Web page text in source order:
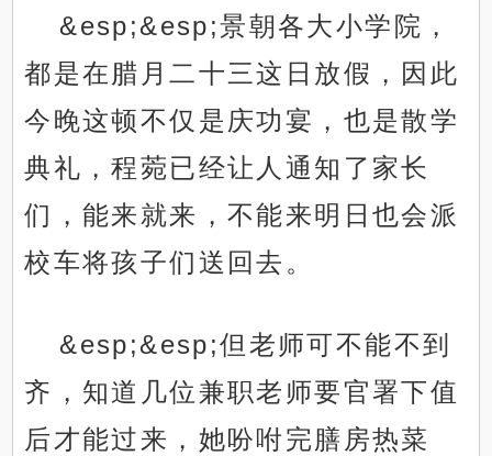
&esp;&esp;景朝各大小学院，
都是在腊月二十三这日放假，因此
今晚这顿不仅是庆功宴，也是散学
典礼，程菀已经让人通知了家长
们，能来就来，不能来明日也会派
校车将孩子们送回去。
&esp;&esp;但老师可不能不到
齐，知道几位兼职老师要官署下值
后才能过来，她吩咐完膳房热菜